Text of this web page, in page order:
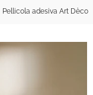
Pellicola adesiva Art Dèco